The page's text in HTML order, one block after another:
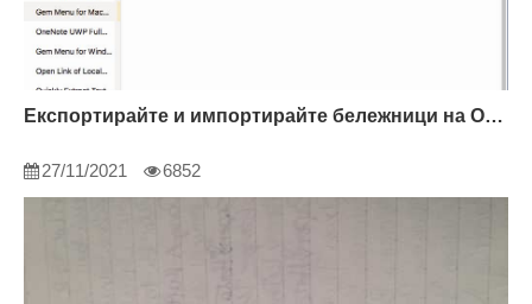
Експортирайте и импортирайте бележници на OneNote
27/11/2021 6852